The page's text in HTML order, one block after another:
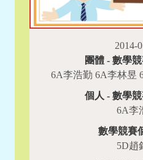
2014-
團體 - 數學
6A李浩勤 6A李林昱
個人 - 數學
6A李
數學競賽
5D趙